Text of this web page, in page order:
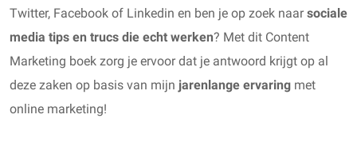
Twitter, Facebook of Linkedin en ben je op zoek naarsociale
media tips en trucs die echt werken? Met dit Content
Marketing boek zorg je ervoor dat je antwoord krijgt op al
deze zaken op basis van mijn jarenlange ervaring met
online marketing!